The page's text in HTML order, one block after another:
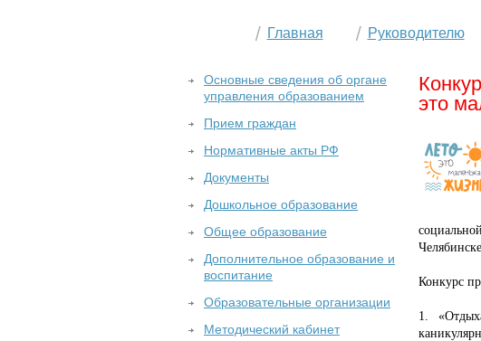
Главная Руководителю
это
Конкурс
1.
Основные сведения об органе
управления образованием
Прием граждан
Нормативные акты РФ
Документы
Дошкольное образование
Общее образование
Дополнительное образование и
воспитание
Образовательные организации
Методический кабинет